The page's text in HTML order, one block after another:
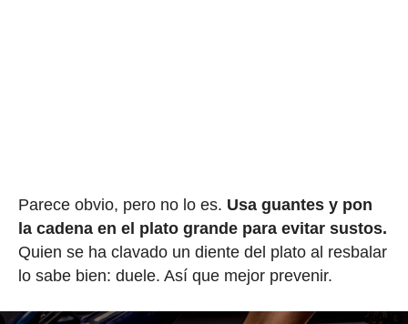
Parece obvio, pero no lo es. Usa guantes y pon
la cadena en el plato grande para evitar sustos.
Quien se ha clavado un diente del plato al resbalar
lo sabe bien: duele. Así que mejor prevenir.